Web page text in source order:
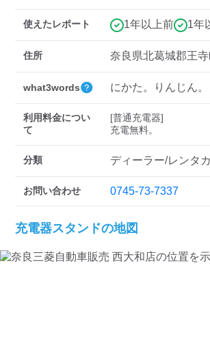
すべて 中速-20kW-以上 急速-
検索する
使えたレポート 1年以上前 1年
住所 奈良県北葛城郡王
what3words にかた。りんじん
利用料金につい
て
[普通充電器]
充電無料。
分類 ディーラー/レンタ
お問い合わせ 0745-73-7337
充電器スタンドの地図